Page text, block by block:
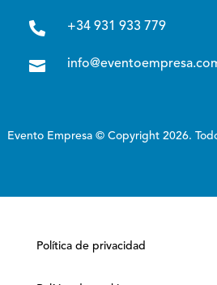
 +34 931 933 779

Evento Empresa © Copyright 2026.
Política de privacidad